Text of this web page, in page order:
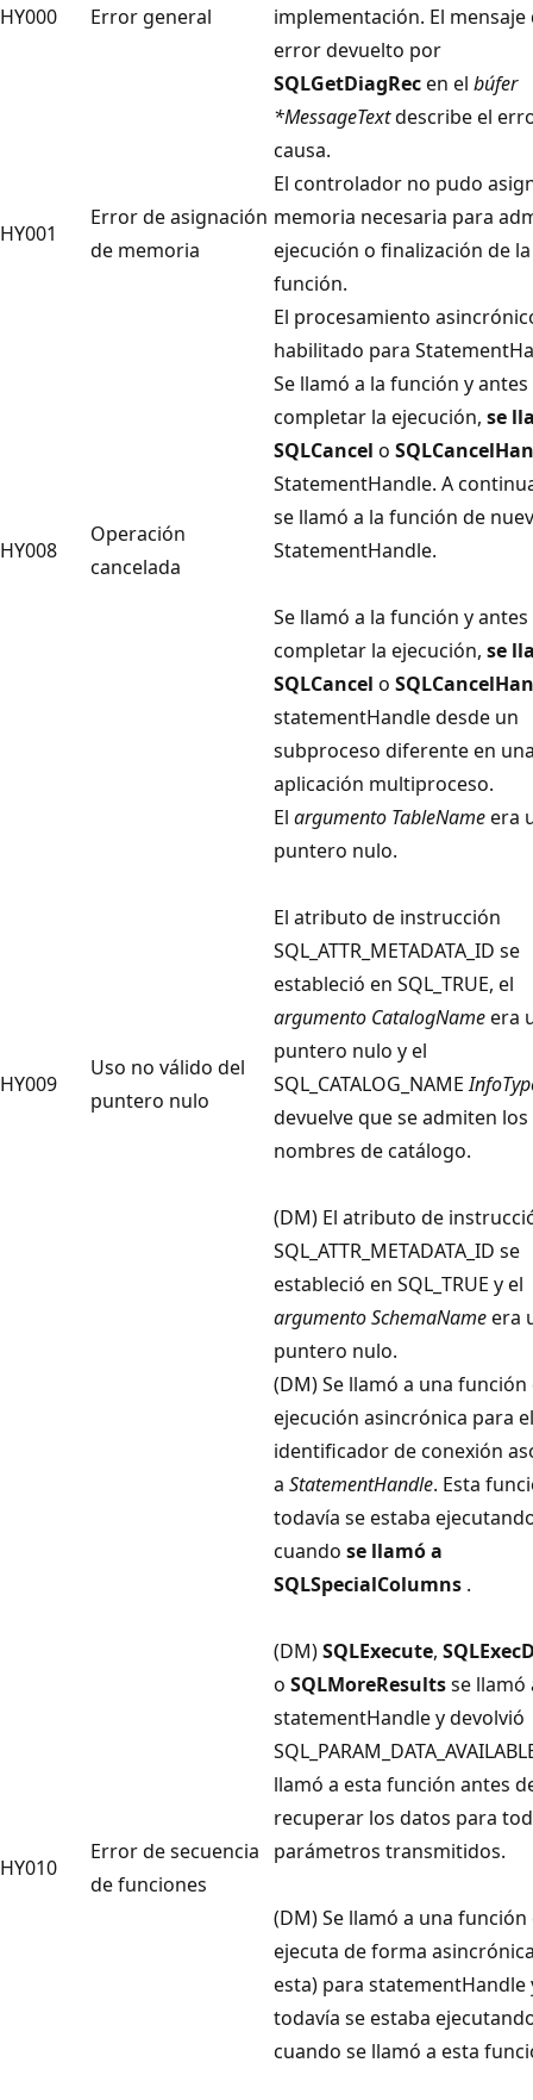
HY000 Error general
implementación. El mensaje
error devuelto por
SQLGetDiagRecen el búfer
*MessageTextdescribe el
causa.
HY001
Error de asignación
de memoria
El controlador no pudo
memoria necesaria para
ejecución o finalización de la
función.
HY008
Operación
cancelada
El procesamiento
habilitado para
Se llamó a la función y antes
completar la ejecución, se
SQLCancel o
StatementHandle. A
se llamó a la función de
StatementHandle.
Se llamó a la función y antes
completar la ejecución, se
SQLCancel o
statementHandledesde un
subproceso diferente en
aplicación multiproceso.
HY009
Uso no válido del
puntero nulo
El argumento TableNameera
puntero nulo.
El atributo de instrucción
SQL_ATTR_METADATA_ID se
estableció en SQL_TRUE, el
argumento CatalogNameera
puntero nulo y el
SQL_CATALOG_NAME
devuelve que se admiten los
nombres de catálogo.
(DM) El atributo de
SQL_ATTR_METADATA_ID se
estableció en SQL_TRUE y el
argumento SchemaNameera
puntero nulo.
HY010
Error de secuencia
de funciones
(DM) Se llamó a una función
ejecución asincrónica para el
identificador de conexión
a StatementHandle. Esta
todavía se estaba
cuando se llamó a
SQLSpecialColumns .
(DM)SQLExecute,
o SQLMoreResultsse llamó
statementHandley devolvió
llamó a esta función antes
recuperar los datos para
parámetros transmitidos.
(DM) Se llamó a una función
ejecuta de forma
esta) para statementHandle
todavía se estaba
cuando se llamó a esta